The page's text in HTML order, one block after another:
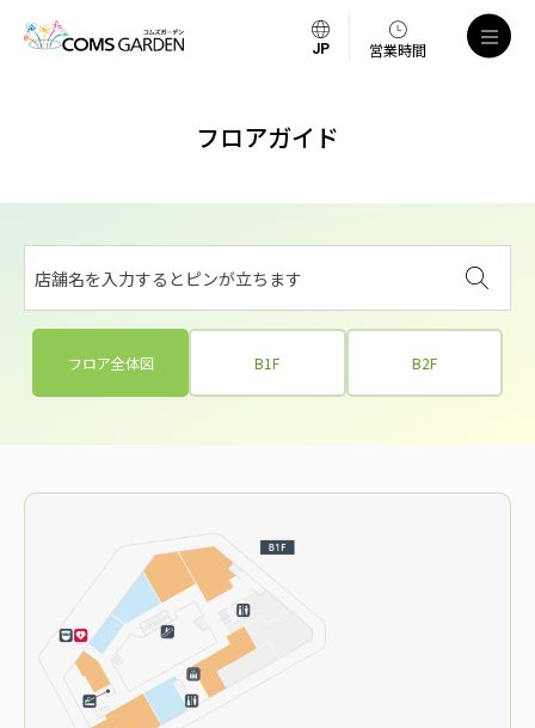
営業時間
フロアガイド
店舗名を入力するとピンが立ちます
フロア全体図 B1F B2F